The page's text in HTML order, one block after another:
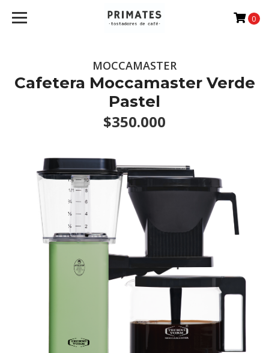
0
MOCCAMASTER
Cafetera Moccamaster Verde
Pastel
$350.000